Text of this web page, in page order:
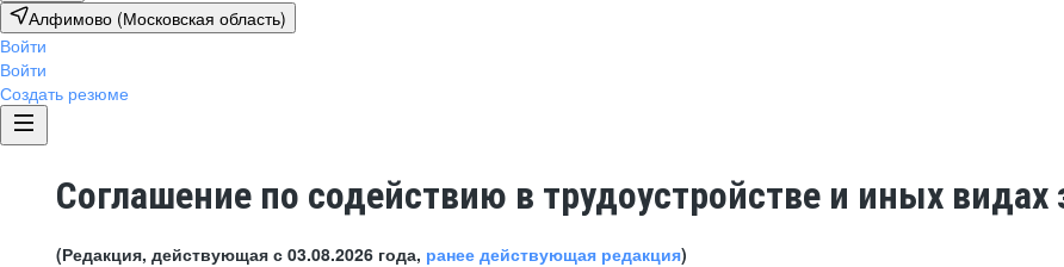
Алфимово (Московская область)
Войти
Войти
Создать резюме
Соглашение по содействию в трудоустройстве и иных видах
(Редакция, действующая с 03.08.2026 года, ранее действующая редакция)